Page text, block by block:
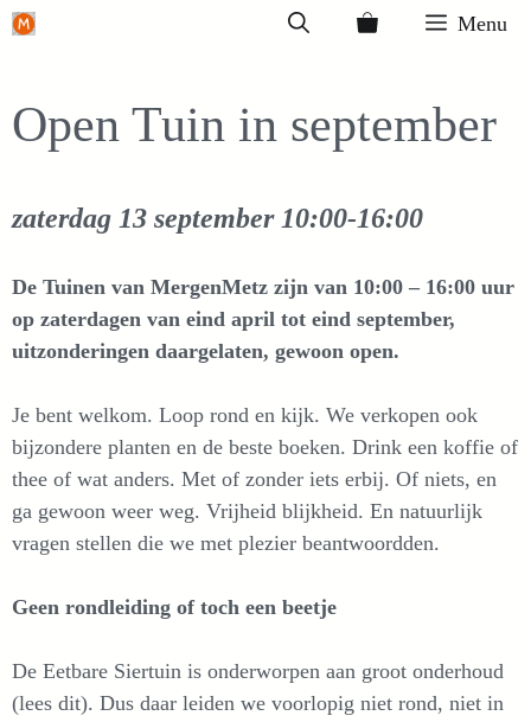
Ga
inhoud
Menu
Open Tuin in september
zaterdag 13 september 10:00-16:00
De Tuinen van MergenMetz zijn van 10:00 – 16:00 uur
op zaterdagen van eind april tot eind september,
uitzonderingen daargelaten, gewoon open.
Je bent welkom. Loop rond en kijk. We verkopen ook
bijzondere planten en de beste boeken. Drink een koffie of
thee of wat anders. Met of zonder iets erbij. Of niets, en
ga gewoon weer weg. Vrijheid blijkheid. En natuurlijk
vragen stellen die we met plezier beantwoordden.
Geen rondleiding of toch een beetje
De Eetbare Siertuin is onderworpen aan groot onderhoud
(lees dit). Dus daar leiden we voorlopig niet rond, niet in